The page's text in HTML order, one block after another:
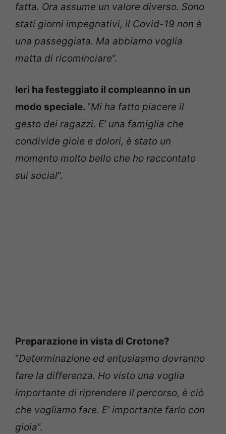
fatta. Ora assume un valore diverso. Sono
stati giorni impegnativi, il Covid-19 non è
una passeggiata. Ma abbiamo voglia
matta di ricominciare“.
Ieri ha festeggiato il compleanno in un
modo speciale. “Mi ha fatto piacere il
gesto dei ragazzi. E’ una famiglia che
condivide gioie e dolori, è stato un
momento molto bello che ho raccontato
sui social“.
Preparazione in vista di Crotone?
“Determinazione ed entusiasmo dovranno
fare la differenza. Ho visto una voglia
importante di riprendere il percorso, è ciò
che vogliamo fare. E’ importante farlo con
gioia“.